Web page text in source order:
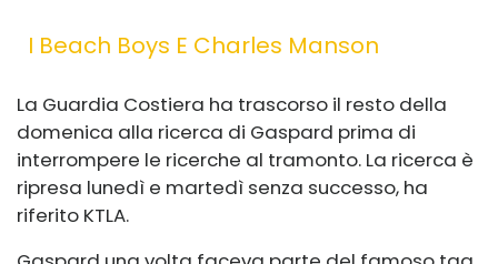
I Beach Boys E Charles Manson
La Guardia Costiera ha trascorso il resto della
domenica alla ricerca di Gaspard prima di
interrompere le ricerche al tramonto. La ricerca è
ripresa lunedì e martedì senza successo, ha
riferito KTLA.